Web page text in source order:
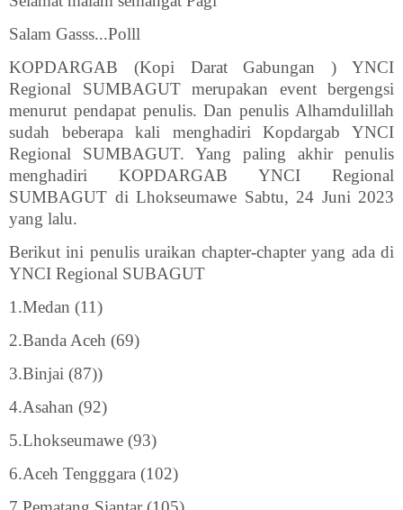
Salam Gasss...Polll
KOPDARGAB (Kopi Darat Gabungan ) YNCI
Regional SUMBAGUT merupakan event bergengsi
menurut pendapat penulis. Dan penulis Alhamdulillah
sudah beberapa kali menghadiri Kopdargab YNCI
Regional SUMBAGUT. Yang paling akhir penulis
menghadiri KOPDARGAB YNCI Regional
SUMBAGUT di Lhokseumawe Sabtu, 24 Juni 2023
yang lalu.
Berikut ini penulis uraikan chapter-chapter yang ada di
YNCI Regional SUBAGUT
1.Medan (11)
2.Banda Aceh (69)
3.Binjai (87))
4.Asahan (92)
5.Lhokseumawe (93)
6.Aceh Tengggara (102)